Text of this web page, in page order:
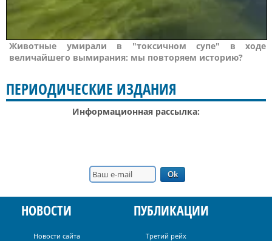
Животные умирали в "токсичном супе" в ходе
величайшего вымирания: мы повторяем историю?
ПЕРИОДИЧЕСКИЕ ИЗДАНИЯ
Информационная рассылка:
НОВОСТИ
Новости сайта
ПУБЛИКАЦИИ
Третий рейх